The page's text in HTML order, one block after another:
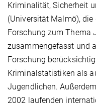
Kriminalität, Sicherheit
(Universität Malmö),
Forschung zum Thema
zusammengefasst und
Forschung
Kriminalstatistiken als
Jugendlichen.
2002 laufenden